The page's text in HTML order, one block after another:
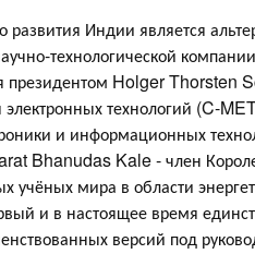
Индии является
технологической
президентом Holger Thorsten
технологий (C-
и информационных
Bhanudas Kale - член
учёных мира в области
и в настоящее время
версий под